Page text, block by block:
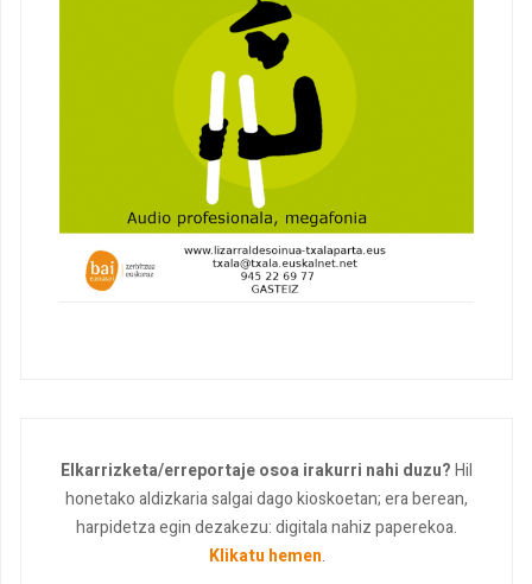
Elkarrizketa/erreportaje osoa irakurri nahi duzu?Hil
honetako aldizkaria salgai dago kioskoetan; era berean,
harpidetza egin dezakezu: digitala nahiz paperekoa.
Klikatu hemen.